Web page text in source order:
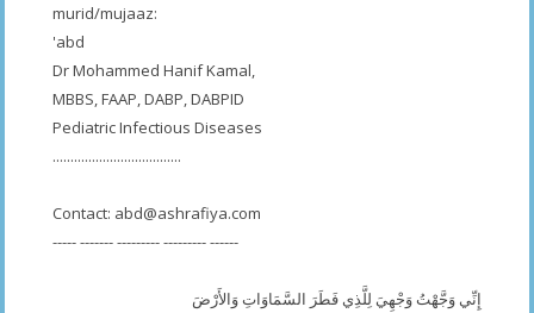
murid/mujaaz:
'abd
Dr Mohammed Hanif Kamal,
MBBS, FAAP, DABP, DABPID
Pediatric Infectious Diseases
....................................
Contact: abd@ashrafiya.com
----- ------- --------- --------- ------
إِنِّي وَجَّهْتُ وَجْهِيَ لِلَّذِي فَطَرَ السَّمَاوَاتِ وَالأَرْضَ